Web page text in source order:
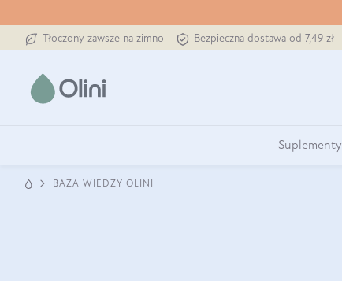
Tłoczony zawsze na zimno Bezpieczna dostawa od 7,49 zł
Suplementy
BAZA WIEDZY OLINI